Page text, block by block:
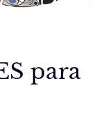
para